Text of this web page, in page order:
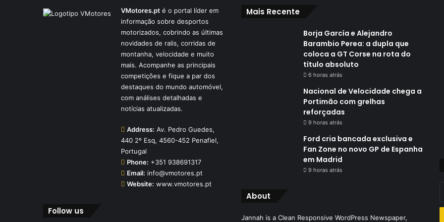
VMotores.pt é o portal líder em
informação sobre desportos
motorizados, cobrindo as últimas
novidades de ralis, corridas de
montanha, velocidade e muito
mais. Acompanhe as principais
competições e fique a par dos
destaques do mundo automóvel,
com análises detalhadas e
notícias atualizadas.
Address: Av. Pedro Guedes,
440 2º Esq, 4560-452 Penafiel,
Portugal
Phone: +351 938691317
Email: info@vmotores.pt
Website: www.vmotores.pt
Follow us
Mais Recente
Borja García e Alejandro
Barambio Perea: a dupla que
coloca a GT Corse na rota do
título absoluto
6 horas atrás
Nacional de Velocidade chega a
Portimão com grelhas
reforçadas
9 horas atrás
Ford cria bancada exclusiva e
Fan Zone no novo GP de Espanha
em Madrid
9 horas atrás
About
Jannah is a Clean Responsive WordPress Newspaper,